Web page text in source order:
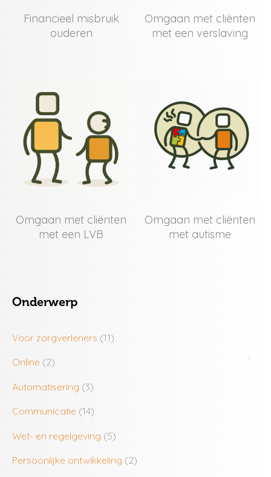
Financieel misbruik
ouderen
Omgaan met cliënten
met een verslaving
Omgaan met cliënten
met een LVB
Omgaan met cliënten
met autisme
Onderwerp
Voor zorgverleners (11)
Online (2)
Automatisering (3)
Communicatie (14)
Wet- en regelgeving (5)
Persoonlijke ontwikkeling (2)